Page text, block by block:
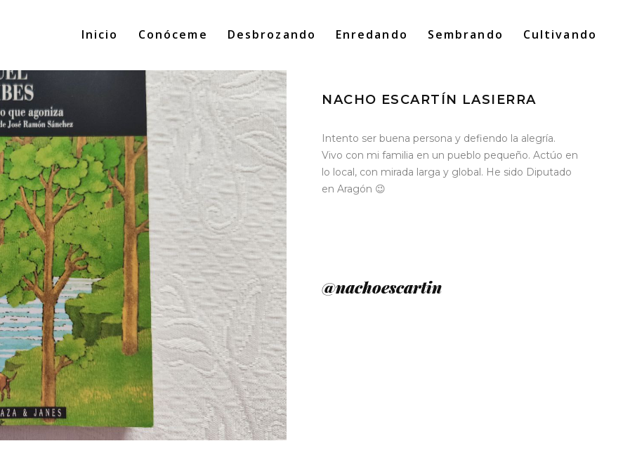
Inicio Conóceme Desbrozando Enredando Sembrando Cultivando
Search
NACHO ESCARTÍN LASIERRA
Intento ser buena persona y defiendo la alegría.
Vivo con mi familia en un pueblo pequeño. Actúo en
lo local, con mirada larga y global. He sido Diputado
en Aragón 😉
@nachoescartin